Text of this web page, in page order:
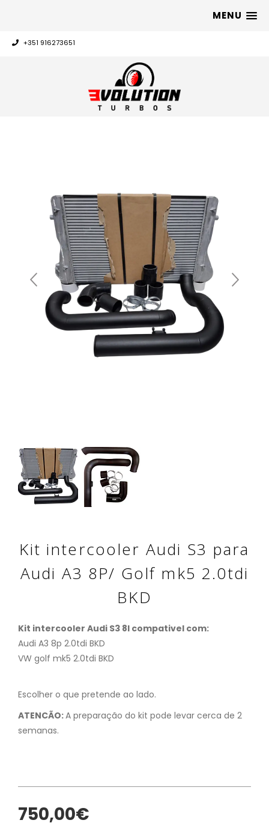
MENU
+351 916273651
Kit intercooler Audi S3 para
Audi A3 8P/ Golf mk5 2.0tdi
BKD
Kit intercooler Audi S3 8l compativel com:
Audi A3 8p 2.0tdi BKD
VW golf mk5 2.0tdi BKD
Escolher o que pretende ao lado.
ATENCÃO:A preparação do kit pode levar cerca de 2
semanas.
750,00€